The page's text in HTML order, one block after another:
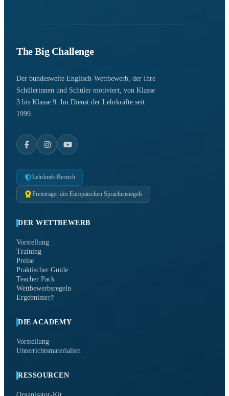
The Big Challenge
Der bundesweite Englisch-Wettbewerb, der Ihre
Schülerinnen und Schüler motiviert, von Klasse
3 bis Klasse 9. Im Dienst der Lehrkräfte seit
1999.
Lehrkraft-Bereich
Preisträger des Europäischen Sprachensiegels
DER WETTBEWERB
Vorstellung
Training
Preise
Praktischer Guide
Teacher Pack
Wettbewerbsregeln
Ergebnisse
DIE ACADEMY
Vorstellung
Unterrichtsmaterialien
RESSOURCEN